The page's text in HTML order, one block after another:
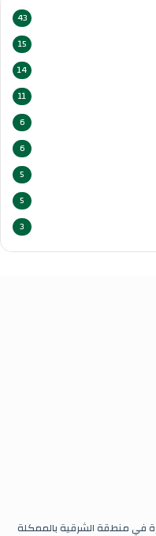
43
15
14
11
6
6
5
5
3
في منطقة الشرقية بالممكلة